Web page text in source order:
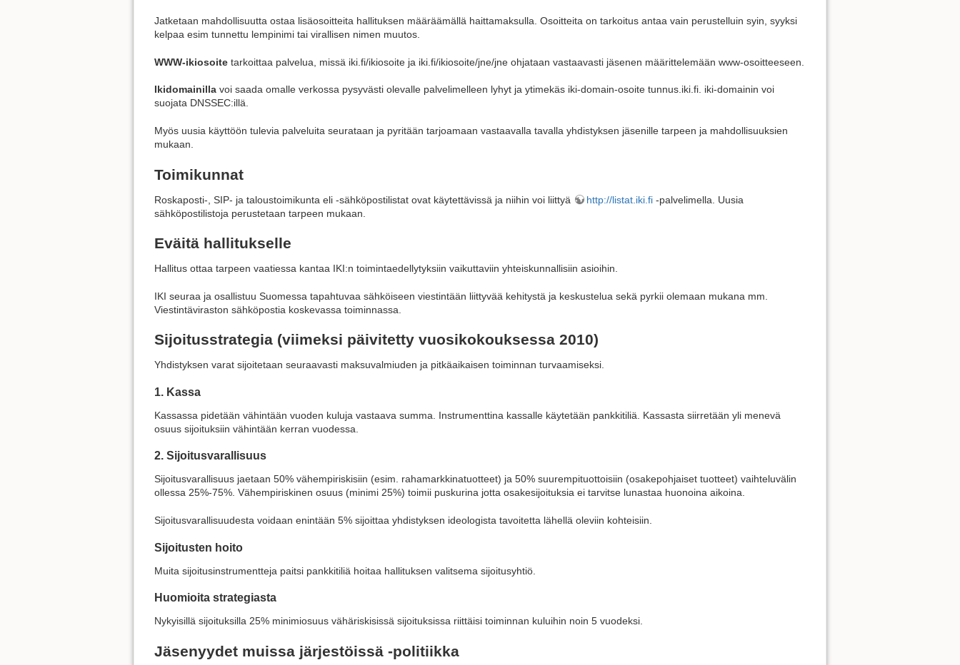
Jatketaan mahdollisuutta ostaa lisäosoitteita hallituksen määräämällä haittamaksulla. Osoitteita on tarkoitus antaa vain perustelluin syin, syyksi
kelpaa esim tunnettu lempinimi tai virallisen nimen muutos.
WWW-ikiosoite tarkoittaa palvelua, missä iki.fi/ikiosoite ja iki.fi/ikiosoite/jne/jne ohjataan vastaavasti jäsenen määrittelemään www-osoitteeseen.
Ikidomainilla voi saada omalle verkossa pysyvästi olevalle palvelimelleen lyhyt ja ytimekäs iki-domain-osoite tunnus.iki.fi. iki-domainin voi
suojata DNSSEC:illä.
Myös uusia käyttöön tulevia palveluita seurataan ja pyritään tarjoamaan vastaavalla tavalla yhdistyksen jäsenille tarpeen ja mahdollisuuksien
mukaan.
Toimikunnat
Roskaposti-, SIP- ja taloustoimikunta eli -sähköpostilistat ovat käytettävissä ja niihin voi liittyä http://listat.iki.fi -palvelimella. Uusia
sähköpostilistoja perustetaan tarpeen mukaan.
Eväitä hallitukselle
Hallitus ottaa tarpeen vaatiessa kantaa IKI:n toimintaedellytyksiin vaikuttaviin yhteiskunnallisiin asioihin.
IKI seuraa ja osallistuu Suomessa tapahtuvaa sähköiseen viestintään liittyvää kehitystä ja keskustelua sekä pyrkii olemaan mukana mm.
Viestintäviraston sähköpostia koskevassa toiminnassa.
Sijoitusstrategia (viimeksi päivitetty vuosikokouksessa 2010)
Yhdistyksen varat sijoitetaan seuraavasti maksuvalmiuden ja pitkäaikaisen toiminnan turvaamiseksi.
1. Kassa
Kassassa pidetään vähintään vuoden kuluja vastaava summa. Instrumenttina kassalle käytetään pankkitiliä. Kassasta siirretään yli menevä
osuus sijoituksiin vähintään kerran vuodessa.
2. Sijoitusvarallisuus
Sijoitusvarallisuus jaetaan 50% vähempiriskisiin (esim. rahamarkkinatuotteet) ja 50% suurempituottoisiin (osakepohjaiset tuotteet) vaihteluvälin
ollessa 25%-75%. Vähempiriskinen osuus (minimi 25%) toimii puskurina jotta osakesijoituksia ei tarvitse lunastaa huonoina aikoina.
Sijoitusvarallisuudesta voidaan enintään 5% sijoittaa yhdistyksen ideologista tavoitetta lähellä oleviin kohteisiin.
Sijoitusten hoito
Muita sijoitusinstrumentteja paitsi pankkitiliä hoitaa hallituksen valitsema sijoitusyhtiö.
Huomioita strategiasta
Nykyisillä sijoituksilla 25% minimiosuus vähäriskisissä sijoituksissa riittäisi toiminnan kuluihin noin 5 vuodeksi.
Jäsenyydet muissa järjestöissä -politiikka